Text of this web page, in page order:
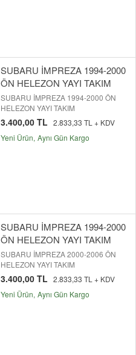
SUBARU İMPREZA 1994-2000
ÖN HELEZON YAYI TAKIM
SUBARU İMPREZA 1994-2000 ÖN
HELEZON YAYI TAKIM
3.400,00 TL 2.833,33 TL + KDV
Yeni Ürün Aynı Gün Kargo
SUBARU İMPREZA 1994-2000
ÖN HELEZON YAYI TAKIM
SUBARU İMPREZA 2000-2006 ÖN
HELEZON YAYI TAKIM
3.400,00 TL 2.833,33 TL + KDV
Yeni Ürün Aynı Gün Kargo